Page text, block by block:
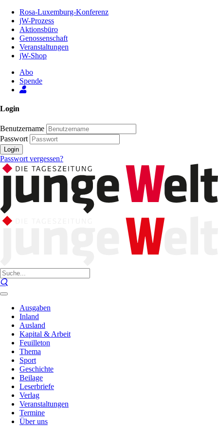
Inhalt
Seite
Rosa-Luxemburg-Konferenz
jW-Prozess
Aktionsbüro
Genossenschaft
Veranstaltungen
jW-Shop
Abo
Spende
Login
Benutzername
Passwort
Login
Passwort vergessen?
Ausgaben
Inland
Ausland
Kapital & Arbeit
Feuilleton
Thema
Sport
Geschichte
Beilage
Leserbriefe
Verlag
Veranstaltungen
Termine
Über uns